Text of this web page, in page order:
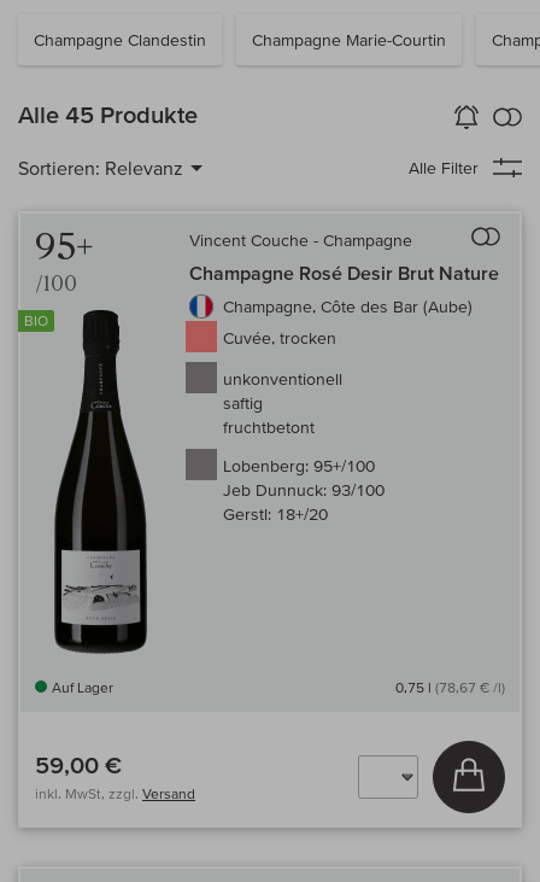
Champagne Clandestin Champagne Marie-Courtin
Alle 45 Produkte Wein-Alarm
aktivieren
Sortieren: Relevanz Alle Filter
95+
/100
BIO
Vincent Couche - Champagne
Champagne Rosé Desir Brut Nature
Champagne, Côte des Bar (Aube)
Cuvée, trocken
unkonventionell
saftig
fruchtbetont
Lobenberg: 95+/100
Jeb Dunnuck: 93/100
Gerstl: 18+/20
Auf Lager 0,75 l (78,67 € /l)
59,00 €
inkl. MwSt, zzgl. Versand
In